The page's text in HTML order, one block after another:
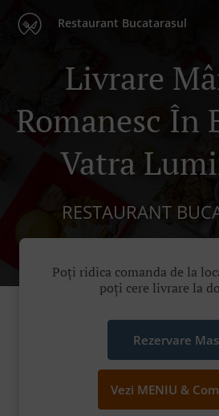
Restaurant Bucatarasul
Livrare
Romanesc În
Vatra
RESTAURANT
Poți ridica comanda de la
poți cere livrare la
Rezervare
Vezi MENIU &